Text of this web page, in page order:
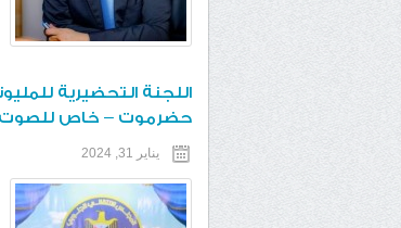
اللجنة التحضيرية
حضرموت – خاص للصوت
يناير 31, 2024